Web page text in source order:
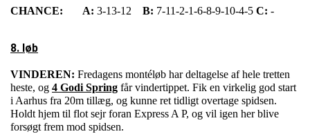
CHANCE: A: 3-13-12 B: 7-11-2-1-6-8-9-10-4-5 C: -
8. løb
VINDEREN: Fredagens montéløb har deltagelse af hele tretten
heste, og 4 Godi Spring får vindertippet. Fik en virkelig god start
i Aarhus fra 20m tillæg, og kunne ret tidligt overtage spidsen.
Holdt hjem til flot sejr foran Express A P, og vil igen her blive
forsøgt frem mod spidsen.